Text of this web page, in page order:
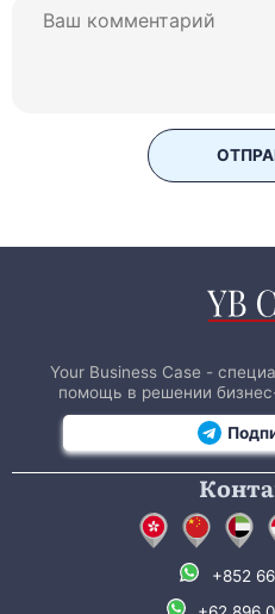
Your Business Case -
помощь в решении
+852